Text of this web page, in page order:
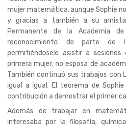
mujer matemática, aunque Sophie
y gracias a también a su
Permanente de la Academia
reconocimiento de parte de
permitiéndosele asistir a sesiones
primera mujer, no esposa de
También continuó sus trabajos con
igual a igual. El teorema de
contribución a demostrar el primer
Además de trabajar en
interesaba por la filosofía,